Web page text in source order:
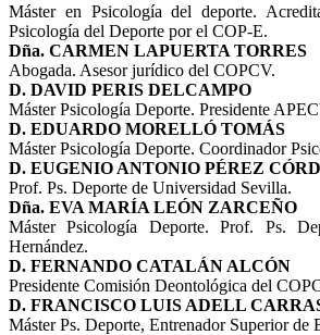
Máster en Psicología del deporte.
Psicología del Deporte por el COP-E.
Dña. CARMEN LAPUERTA TORRES
Abogada. Asesor jurídico del COPCV.
D. DAVID PERIS DELCAMPO
Máster Psicología Deporte. Presidente
D. EDUARDO MORELLÓ TOMÁS
Máster Psicología Deporte. Coordinador
D. EUGENIO ANTONIO PÉREZ
Prof. Ps. Deporte de Universidad Sevilla.
Dña. EVA MARÍA LEÓN ZARCEÑO
Máster Psicología Deporte. Prof. Ps.
Hernández.
D. FERNANDO CATALÁN ALCÓN
Presidente Comisión Deontológica del
D. FRANCISCO LUIS ADELL
Máster Ps. Deporte, Entrenador Superior de